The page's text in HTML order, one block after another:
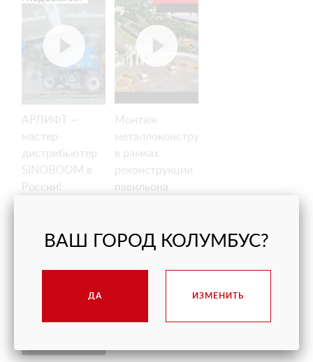
АРЛИФТ —
мастер-
дистрибьютер
SINOBOOM в
России!
Монтаж
металлоконструкций
в рамках
реконструкции
павильона
ВАШ ГОРОД КОЛУМБУС?
ДА ИЗМЕНИТЬ